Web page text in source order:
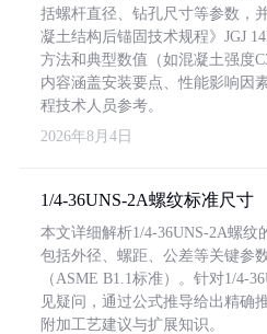
括螺杆直径、钻孔尺寸等参数，
凝土结构后锚固技术规程》JGJ
方法和典型数值（如混凝土强度
内容涵盖安装要点、性能影响因
程技术人员参考。
2026年8月4日
1/4-36UNS-2A螺纹标准尺寸
本文详细解析1/4-36UNS-2A螺纹
包括外径、螺距、公差等关键参
（ASME B1.1标准）。针对1/4-
见疑问，通过公式推导给出精确
附加工艺建议与扩展知识。